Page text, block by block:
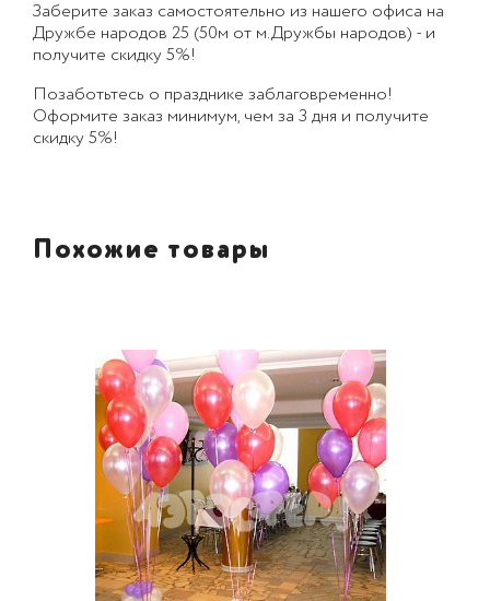
Заберите заказ самостоятельно из нашего офиса на
Дружбе народов 25 (50м от м.Дружбы народов) - и
получите скидку 5%!
Позаботьтесь о празднике заблаговременно!
Оформите заказ минимум, чем за 3 дня и получите
скидку 5%!
Похожие товары